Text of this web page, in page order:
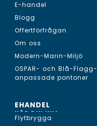
E-handel
Blogg
Offertförfrågan
Om oss
Modern-Marin-Miljö
OSPAR- och Blå-Flagg-
anpassade pontoner
EHANDEL
KÖP DIN NYA...
Flytbrygga